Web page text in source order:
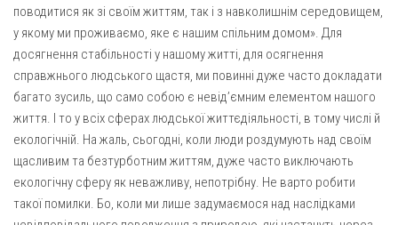
Вознесіння ГНІХ (с. Витівка)
Вознесіння Господнього (м. Кобеляки)
Пророка Іллі (смт. Білики)
Різдва Пресвятої Богородиці (с. Вільховатка)
Св. Апостола Андрія Первозванного (с. Засулля)
Св. Миколая (с. Деменки)
Успіння Пресвятої Богородиці (м. Кременчук)
Успіння Пресвятої Богородиці (м. Лубни)
поводитися як зі своїм життям, так і з навколишнім середовищем,
у якому ми проживаємо, яке є нашим спільним домом». Для
досягнення стабільності у нашому житті, для осягнення
справжнього людського щастя, ми повинні дуже часто докладати
багато зусиль, що само собою є невід’ємним елементом нашого
життя. І то у всіх сферах людської життєдіяльності, в тому числі й
екологічній. На жаль, сьогодні, коли люди роздумують над своїм
щасливим та безтурботним життям, дуже часто виключають
екологічну сферу як неважливу, непотрібну. Не варто робити
такої помилки. Бо, коли ми лише задумаємося над наслідками